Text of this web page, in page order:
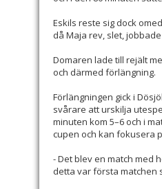
Eskils reste sig dock
då Maja rev, slet,
Domaren lade till rejält
och därmed förlängning.
Förlängningen gick i
svårare att urskilja
minuten kom 5–6 och i
cupen och kan fokusera
- Det blev en match med
detta var första matchen